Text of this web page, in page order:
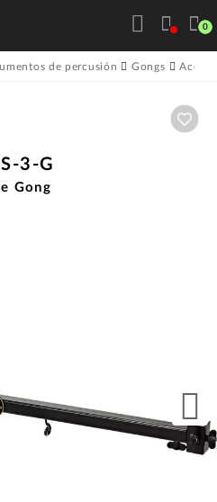
0
de percusión Gongs
3-G
Gong